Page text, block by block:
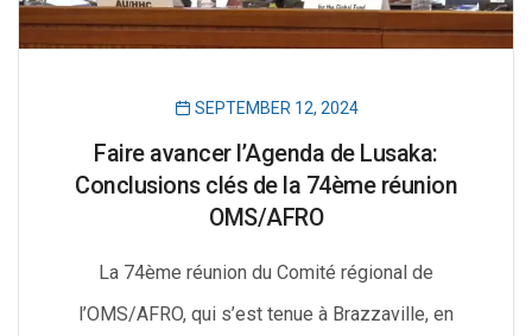
SEPTEMBER 12, 2024
Faire avancer l’Agenda de Lusaka:
Conclusions clés de la 74ème réunion
OMS/AFRO
La 74ème réunion du Comité régional de
l’OMS/AFRO, qui s’est tenue à Brazzaville, en